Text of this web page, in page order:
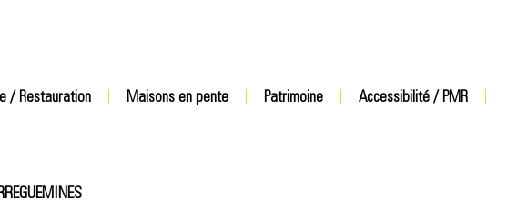
/ Restauration Maisons en pente Patrimoine Accessibilité / PMR